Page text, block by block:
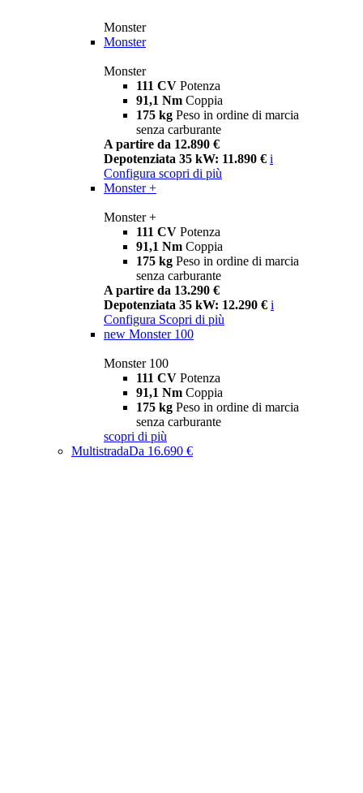
Monster
Monster
Monster
111 CV Potenza
91,1 Nm Coppia
175 kg Peso in ordine di marcia
senza carburante
A partire da 12.890 €
Depotenziata 35 kW: 11.890 € i
Configura scopri di più
Monster +
Monster +
111 CV Potenza
91,1 Nm Coppia
175 kg Peso in ordine di marcia
senza carburante
A partire da 13.290 €
Depotenziata 35 kW: 12.290 € i
Configura Scopri di più
new Monster 100
Monster 100
111 CV Potenza
91,1 Nm Coppia
175 kg Peso in ordine di marcia
senza carburante
scopri di più
MultistradaDa 16.690 €